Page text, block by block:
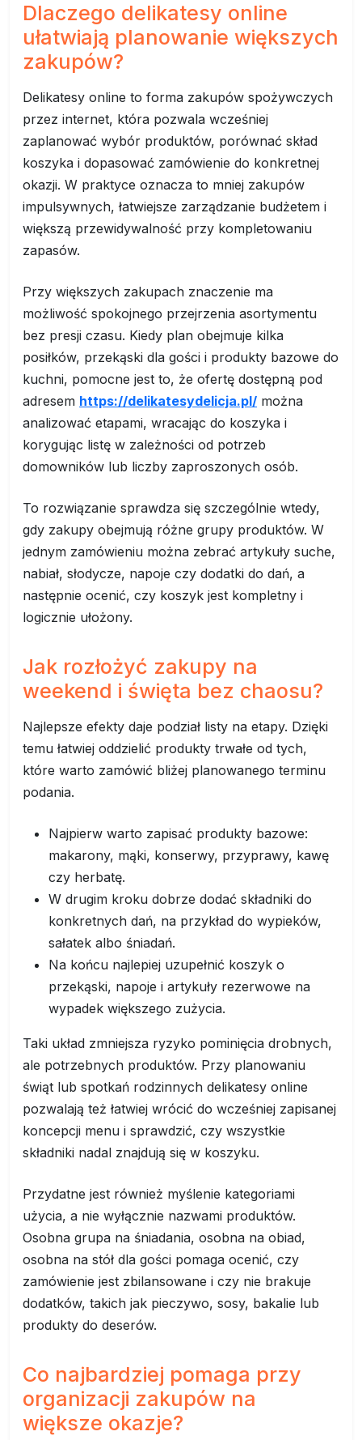
Dlaczego delikatesy online
ułatwiają planowanie większych
zakupów?
Delikatesy online to forma zakupów spożywczych
przez internet, która pozwala wcześniej
zaplanować wybór produktów, porównać skład
koszyka i dopasować zamówienie do konkretnej
okazji. W praktyce oznacza to mniej zakupów
impulsywnych, łatwiejsze zarządzanie budżetem i
większą przewidywalność przy kompletowaniu
zapasów.
Przy większych zakupach znaczenie ma
możliwość spokojnego przejrzenia asortymentu
bez presji czasu. Kiedy plan obejmuje kilka
posiłków, przekąski dla gości i produkty bazowe do
kuchni, pomocne jest to, że ofertę dostępną pod
adresem https://delikatesydelicja.pl/ można
analizować etapami, wracając do koszyka i
korygując listę w zależności od potrzeb
domowników lub liczby zaproszonych osób.
To rozwiązanie sprawdza się szczególnie wtedy,
gdy zakupy obejmują różne grupy produktów. W
jednym zamówieniu można zebrać artykuły suche,
nabiał, słodycze, napoje czy dodatki do dań, a
następnie ocenić, czy koszyk jest kompletny i
logicznie ułożony.
Jak rozłożyć zakupy na
weekend i święta bez chaosu?
Najlepsze efekty daje podział listy na etapy. Dzięki
temu łatwiej oddzielić produkty trwałe od tych,
które warto zamówić bliżej planowanego terminu
podania.
Najpierw warto zapisać produkty bazowe:
makarony, mąki, konserwy, przyprawy, kawę
czy herbatę.
W drugim kroku dobrze dodać składniki do
konkretnych dań, na przykład do wypieków,
sałatek albo śniadań.
Na końcu najlepiej uzupełnić koszyk o
przekąski, napoje i artykuły rezerwowe na
wypadek większego zużycia.
Taki układ zmniejsza ryzyko pominięcia drobnych,
ale potrzebnych produktów. Przy planowaniu
świąt lub spotkań rodzinnych delikatesy online
pozwalają też łatwiej wrócić do wcześniej zapisanej
koncepcji menu i sprawdzić, czy wszystkie
składniki nadal znajdują się w koszyku.
Przydatne jest również myślenie kategoriami
użycia, a nie wyłącznie nazwami produktów.
Osobna grupa na śniadania, osobna na obiad,
osobna na stół dla gości pomaga ocenić, czy
zamówienie jest zbilansowane i czy nie brakuje
dodatków, takich jak pieczywo, sosy, bakalie lub
produkty do deserów.
Co najbardziej pomaga przy
organizacji zakupów na
większe okazje?